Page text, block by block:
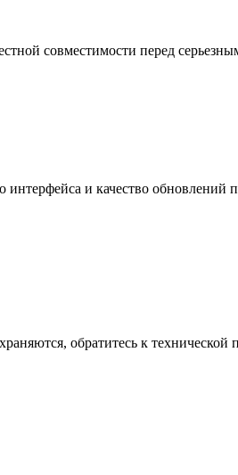
совместимости перед
интерфейса и качество обновлений
обратитесь к технической